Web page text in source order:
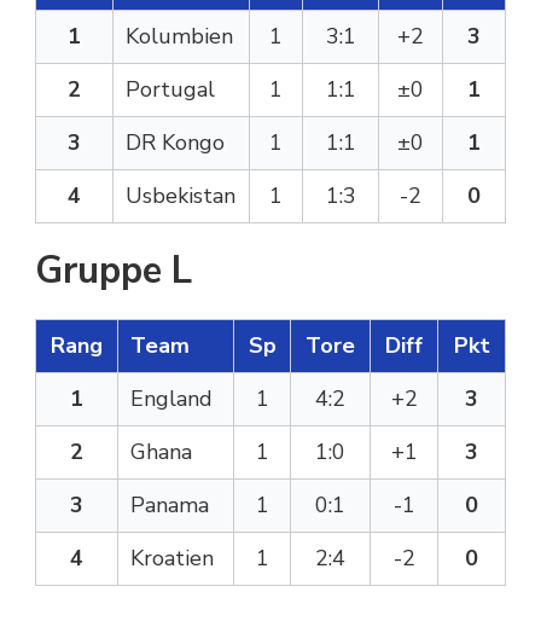
1
Kolumbien 1 3:1 +2
3
2
Portugal 1 1:1 ±0
1
3
DR Kongo 1 1:1 ±0
1
4
Usbekistan 1 1:3 -2 0
Gruppe L
Rang Team Sp Tore Diff
Pkt
1
England 1 4:2 +2
3
2
Ghana 1 1:0 +1
3
3
Panama 1 0:1 -1
0
4
Kroatien 1 2:4 -2 0